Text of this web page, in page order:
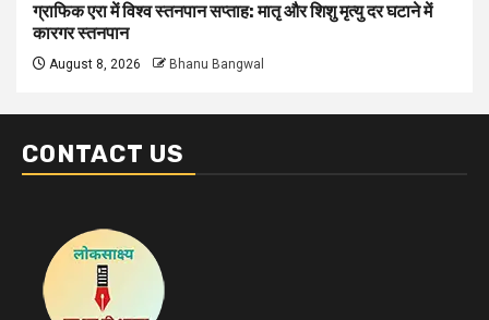
ग्राफिक एरा में विश्व स्तनपान सप्ताह: मातृ और शिशु मृत्यु दर घटाने में
कारगर स्तनपान
August 8, 2026 Bhanu Bangwal
CONTACT US